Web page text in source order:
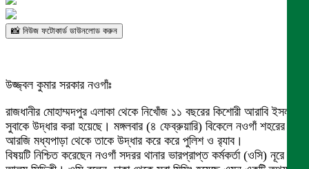
📸 নিউজ ফটোকার্ড ডাউনলোড করুন
উজ্জ্বল কুমার সরকার নওগাঁঃ
রাজধানীর মোহাম্মদপুর এলাকা থেকে নিখোঁজ ১১ বছরের কিশোরী আরাবি ইসলাম
সুবাকে উদ্ধার করা হয়েছে। মঙ্গলবার (৪ ফেব্রুয়ারি) বিকেলে নওগাঁ শহরের
আরজি মধ্যপাড়া থেকে তাকে উদ্ধার করে করে পুলিশ ও র‌্যাব।
বিষয়টি নিশ্চিত করেছেন নওগাঁ সদরর থানার ভারপ্রাপ্ত কর্মকর্তা (ওসি) নূরে